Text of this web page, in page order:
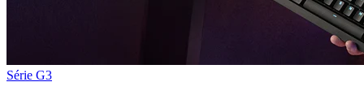
Série G3